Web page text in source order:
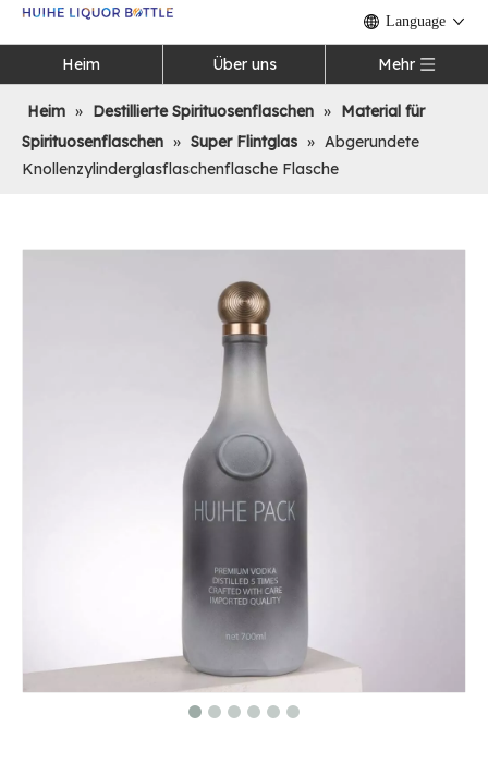
Language
Heim Über uns Mehr
Heim » Destillierte Spirituosenflaschen » Material für
Spirituosenflaschen » Super Flintglas » Abgerundete
Knollenzylinderglasflaschenflasche Flasche